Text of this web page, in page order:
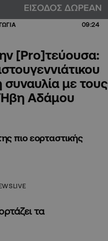
09:24
[Pro]τεύουσα:
συναυλία με τους
Ήβη Αδάμου
πιο εορταστικής
τα